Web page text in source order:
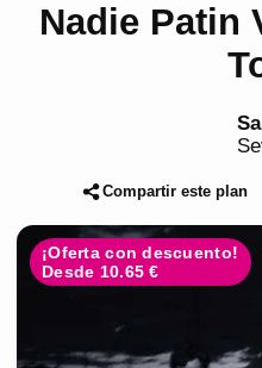
Nadie Patin
Compartir este plan
¡Oferta con descuento!
Desde 10.65 €